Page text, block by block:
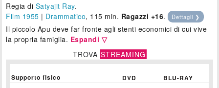
Regia di Satyajit Ray.
Film 1955 | Drammatico, 115 min. Ragazzi +16. Dettagli ❯
Il piccolo Apu deve far fronte agli stenti economici di cui vive
la propria famiglia. Espandi ▽
TROVA STREAMING
Supporto fisico DVD BLU-RAY